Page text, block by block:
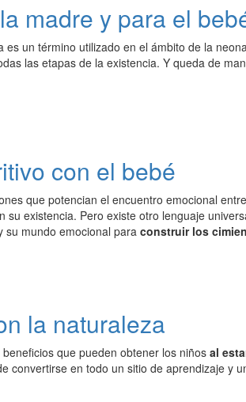
madre y para el
es un término utilizado en el ámbito de la
las etapas de la existencia. Y queda de
con el bebé
que potencian el encuentro emocional
su existencia. Pero existe otro lenguaje
su mundo emocional para construir los
la naturaleza
que pueden obtener los niños al
convertirse en todo un sitio de aprendizaje y